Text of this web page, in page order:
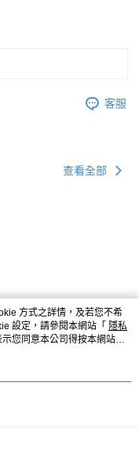
客服
查看全部
方式之詳情，及若您不希
設定，請參閱本網站「 隱私
您同意本公司得按本網站使